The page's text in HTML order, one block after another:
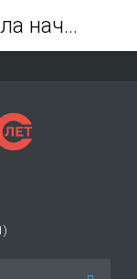
)
Золотодобытчики Урала начинают сезон во всеоружии - Журнал Горная промышленность